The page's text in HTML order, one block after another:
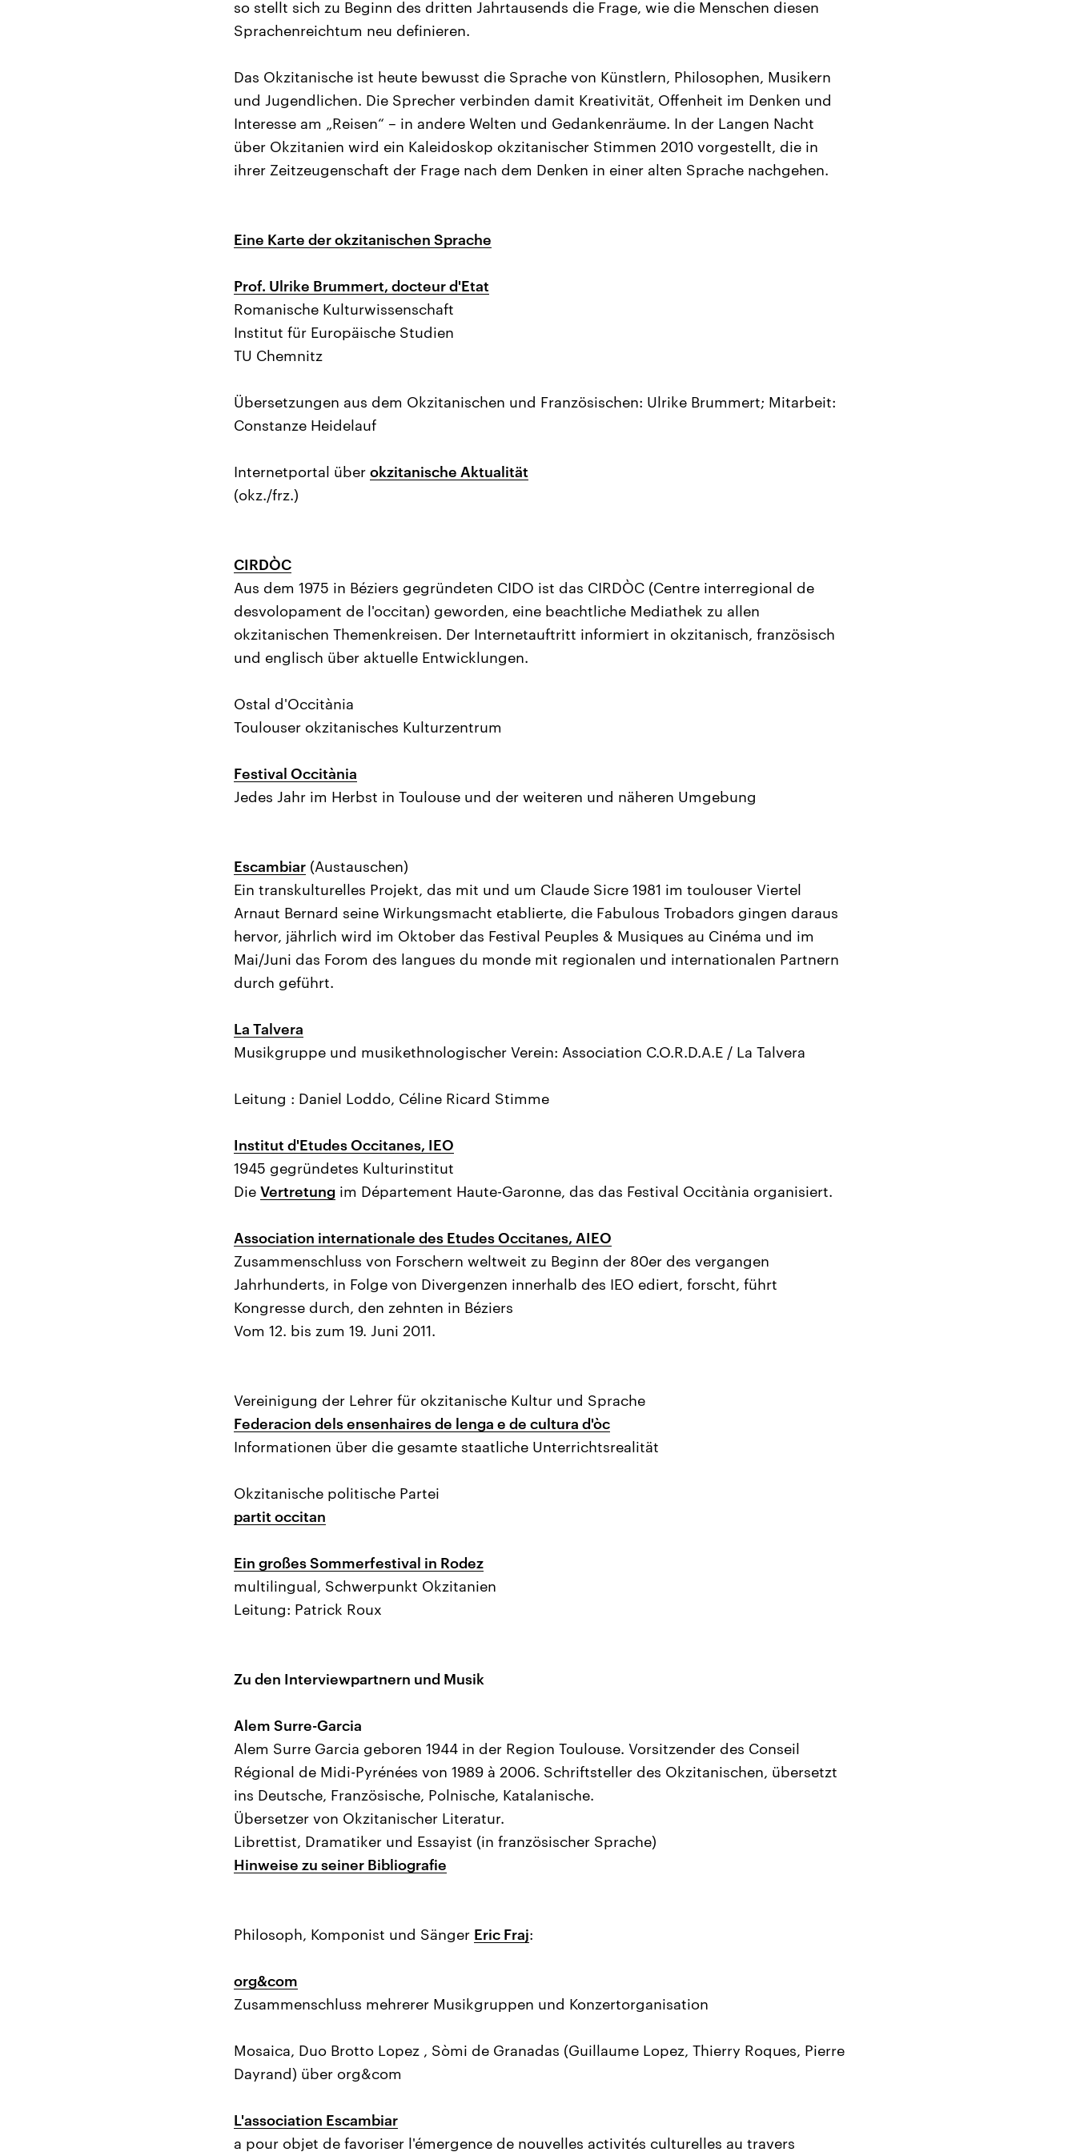
so stellt sich zu Beginn des dritten Jahrtausends die Frage, wie die Menschen diesen
Sprachenreichtum neu definieren.
Das Okzitanische ist heute bewusst die Sprache von Künstlern, Philosophen, Musikern
und Jugendlichen. Die Sprecher verbinden damit Kreativität, Offenheit im Denken und
Interesse am „Reisen“ – in andere Welten und Gedankenräume. In der Langen Nacht
über Okzitanien wird ein Kaleidoskop okzitanischer Stimmen 2010 vorgestellt, die in
ihrer Zeitzeugenschaft der Frage nach dem Denken in einer alten Sprache nachgehen.
Eine Karte der okzitanischen Sprache
Prof. Ulrike Brummert, docteur d'Etat
Romanische Kulturwissenschaft
Institut für Europäische Studien
TU Chemnitz
Übersetzungen aus dem Okzitanischen und Französischen: Ulrike Brummert; Mitarbeit:
Constanze Heidelauf
Internetportal über okzitanische Aktualität
(okz./frz.)
CIRDÒC
Aus dem 1975 in Béziers gegründeten CIDO ist das CIRDÒC (Centre interregional de
desvolopament de l'occitan) geworden, eine beachtliche Mediathek zu allen
okzitanischen Themenkreisen. Der Internetauftritt informiert in okzitanisch, französisch
und englisch über aktuelle Entwicklungen.
Ostal d'Occitània
Toulouser okzitanisches Kulturzentrum
Festival Occitània
Jedes Jahr im Herbst in Toulouse und der weiteren und näheren Umgebung
Escambiar (Austauschen)
Ein transkulturelles Projekt, das mit und um Claude Sicre 1981 im toulouser Viertel
Arnaut Bernard seine Wirkungsmacht etablierte, die Fabulous Trobadors gingen daraus
hervor, jährlich wird im Oktober das Festival Peuples & Musiques au Cinéma und im
Mai/Juni das Forom des langues du monde mit regionalen und internationalen Partnern
durch geführt.
La Talvera
Musikgruppe und musikethnologischer Verein: Association C.O.R.D.A.E / La Talvera
Leitung : Daniel Loddo, Céline Ricard Stimme
Institut d'Etudes Occitanes, IEO
1945 gegründetes Kulturinstitut
Die Vertretung im Département Haute-Garonne, das das Festival Occitània organisiert.
Association internationale des Etudes Occitanes, AIEO
Zusammenschluss von Forschern weltweit zu Beginn der 80er des vergangen
Jahrhunderts, in Folge von Divergenzen innerhalb des IEO ediert, forscht, führt
Kongresse durch, den zehnten in Béziers
Vom 12. bis zum 19. Juni 2011.
Vereinigung der Lehrer für okzitanische Kultur und Sprache
Federacion dels ensenhaires de lenga e de cultura d'òc
Informationen über die gesamte staatliche Unterrichtsrealität
Okzitanische politische Partei
partit occitan
Ein großes Sommerfestival in Rodez
multilingual, Schwerpunkt Okzitanien
Leitung: Patrick Roux
Zu den Interviewpartnern und Musik
Alem Surre-Garcia
Alem Surre Garcia geboren 1944 in der Region Toulouse. Vorsitzender des Conseil
Régional de Midi-Pyrénées von 1989 à 2006. Schriftsteller des Okzitanischen, übersetzt
ins Deutsche, Französische, Polnische, Katalanische.
Übersetzer von Okzitanischer Literatur.
Librettist, Dramatiker und Essayist (in französischer Sprache)
Hinweise zu seiner Bibliografie
Philosoph, Komponist und Sänger Eric Fraj:
org&com
Zusammenschluss mehrerer Musikgruppen und Konzertorganisation
Mosaica, Duo Brotto Lopez , Sòmi de Granadas (Guillaume Lopez, Thierry Roques, Pierre
Dayrand) über org&com
L'association Escambiar
a pour objet de favoriser l'émergence de nouvelles activités culturelles au travers